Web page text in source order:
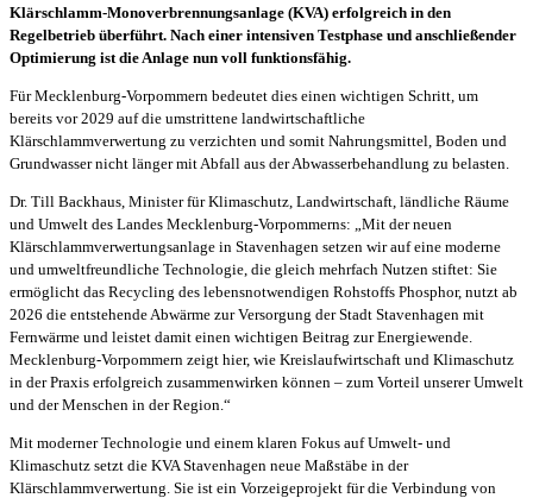
Klärschlamm-Monoverbrennungsanlage (KVA) erfolgreich in den
Regelbetrieb überführt. Nach einer intensiven Testphase und anschließender
Optimierung ist die Anlage nun voll funktionsfähig.
Für Mecklenburg-Vorpommern bedeutet dies einen wichtigen Schritt, um
bereits vor 2029 auf die umstrittene landwirtschaftliche
Klärschlammverwertung zu verzichten und somit Nahrungsmittel, Boden und
Grundwasser nicht länger mit Abfall aus der Abwasserbehandlung zu belasten.
Dr. Till Backhaus, Minister für Klimaschutz, Landwirtschaft, ländliche Räume
und Umwelt des Landes Mecklenburg-Vorpommerns: „Mit der neuen
Klärschlammverwertungsanlage in Stavenhagen setzen wir auf eine moderne
und umweltfreundliche Technologie, die gleich mehrfach Nutzen stiftet: Sie
ermöglicht das Recycling des lebensnotwendigen Rohstoffs Phosphor, nutzt ab
2026 die entstehende Abwärme zur Versorgung der Stadt Stavenhagen mit
Fernwärme und leistet damit einen wichtigen Beitrag zur Energiewende.
Mecklenburg-Vorpommern zeigt hier, wie Kreislaufwirtschaft und Klimaschutz
in der Praxis erfolgreich zusammenwirken können – zum Vorteil unserer Umwelt
und der Menschen in der Region.“
Mit moderner Technologie und einem klaren Fokus auf Umwelt- und
Klimaschutz setzt die KVA Stavenhagen neue Maßstäbe in der
Klärschlammverwertung. Sie ist ein Vorzeigeprojekt für die Verbindung von